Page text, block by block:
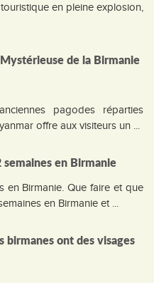
en pleine explosion,
de la Birmanie
pagodes réparties
offre aux visiteurs un ...
en Birmanie
en Birmanie. Que faire et que
en Birmanie et ...
birmanes ont des visages